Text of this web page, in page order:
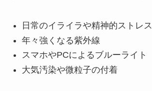
日常のイライラや精神的ストレス
年々強くなる紫外線
スマホやPCによるブルーライト
大気汚染や微粒子の付着